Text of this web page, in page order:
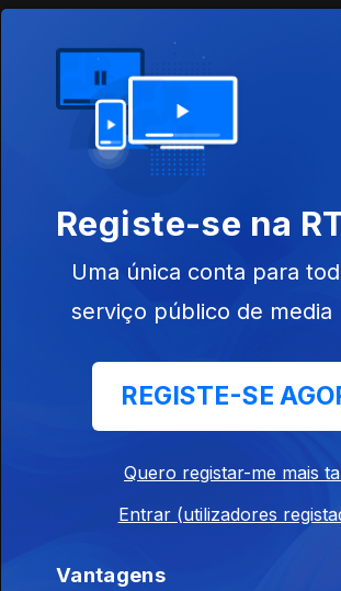
939004Registe-se na
Uma única conta para
serviço público de media
REGISTE-SE
Quero registar-me mais
Entrar (utilizadores
Vantagens